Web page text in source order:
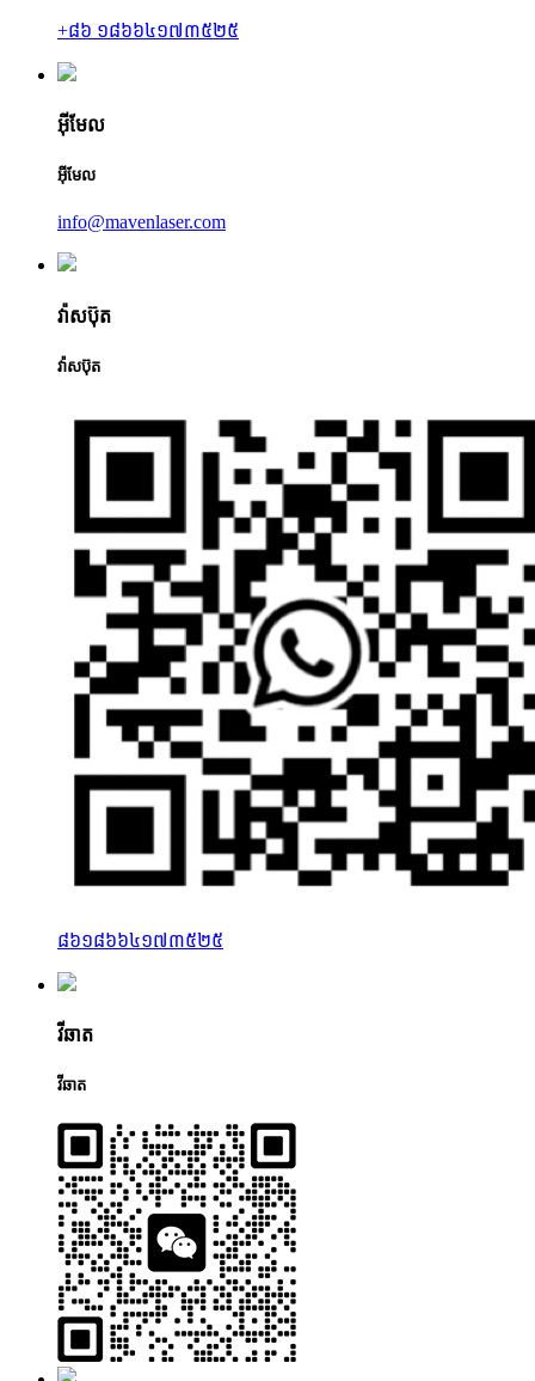
+៨៦ ១៨៦៦៤១៧៣៥២៥
អ៊ីមែល
អ៊ីមែល
info@mavenlaser.com
វ៉ាសប៊ុត
វ៉ាសប៊ុត
៨៦១៨៦៦៤១៧៣៥២៥
វីឆាត
វីឆាត